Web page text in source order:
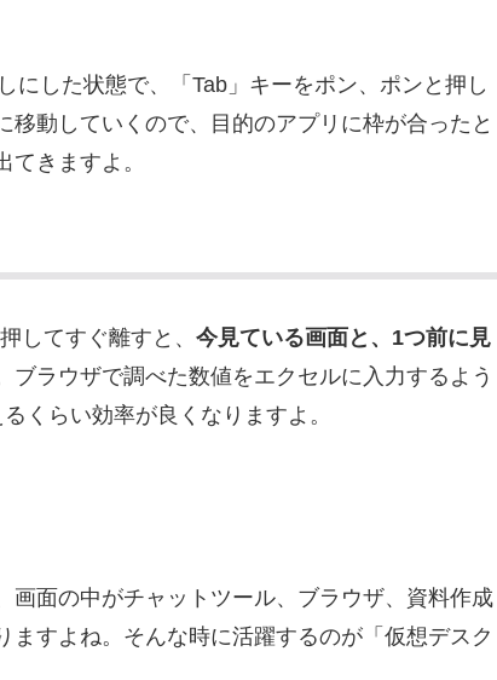
した状態で、「Tab」キーをポン、ポンと押し
移動していく ので、目的のアプリに枠が合ったと
きますよ。
してすぐ離すと、 今見ている画面と、1つ前に見
ブラウザで調べた数値をエクセルに入力するよう
くらい効率が良くなりますよ。
面の中がチャットツール、ブラウザ、資料作成
すよね。そんな時に活躍するのが「仮想デスク